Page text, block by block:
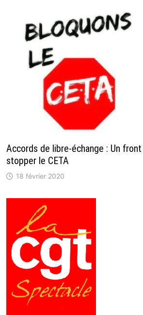
Accords de libre-échange : Un
stopper le CETA
18 février 2020